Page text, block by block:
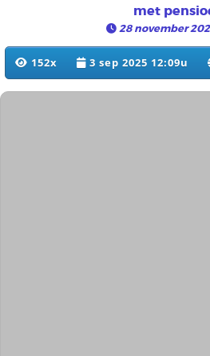
met
28 november
152x 3 sep 2025 12:09u